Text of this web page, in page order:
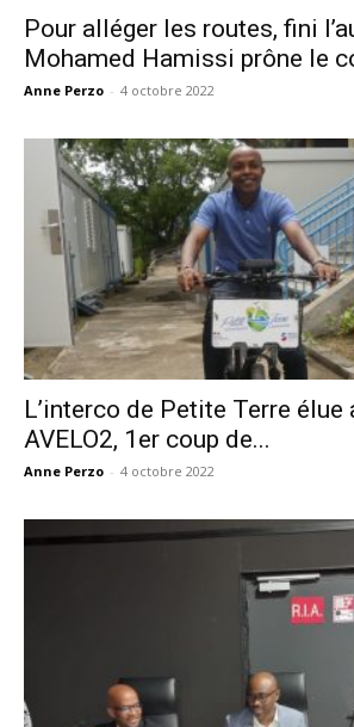
Pour alléger les routes, fini
Mohamed Hamissi prône le
Anne Perzo - 4 octobre 2022
L’interco de Petite Terre élue
AVELO2, 1er coup de...
Anne Perzo - 4 octobre 2022